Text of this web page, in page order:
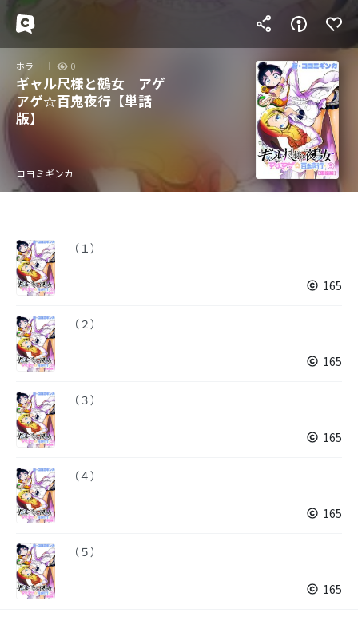
ホラー 0
ギャル尺様と鵺女 アゲ
アゲ☆百鬼夜行【単話
版】
コヨミギンカ
（１）
165
（２）
165
（３）
165
（４）
165
（５）
165